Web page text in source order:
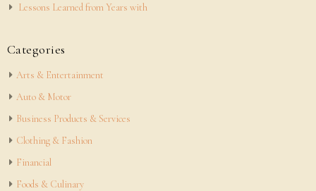
Lessons Learned from Years with
Categories
Arts & Entertainment
Auto & Motor
Business Products & Services
Clothing & Fashion
Financial
Foods & Culinary